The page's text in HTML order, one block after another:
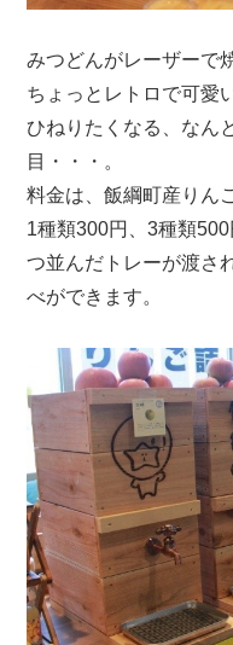
みつどんがレーザーで
ちょっとレトロで可愛
ひねりたくなる、なん
目・・・。
料金は、飯綱町産りん
1種類300円、3種類
つ並んだトレーが渡さ
べができます。